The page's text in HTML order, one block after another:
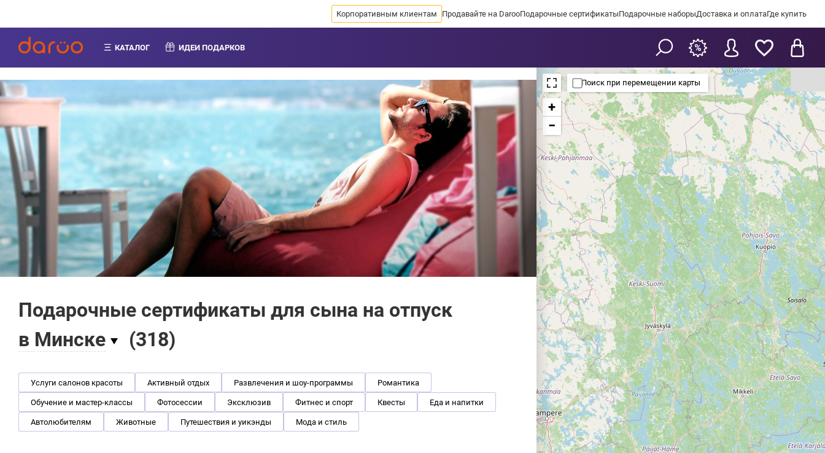
Корпоративным клиентам Продавайте на DarooПодарочные сертификатыПодарочные наборыДоставка и оплатаГде купить
КАТАЛОГ ИДЕИ ПОДАРКОВ
Подарочные сертификаты для сына на отпуск
в Минске
(318)
Услуги салонов красоты Активный отдых Развлечения и шоу-программы Романтика
Обучение и мастер-классы Фотосессии Эксклюзив Фитнес и спорт Квесты Еда и напитки
Автолюбителям Животные Путешествия и уикэнды Мода и стиль
+
−
Поиск при перемещении карты